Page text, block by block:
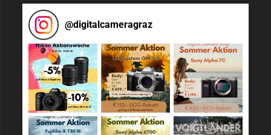
@digitalcameragraz